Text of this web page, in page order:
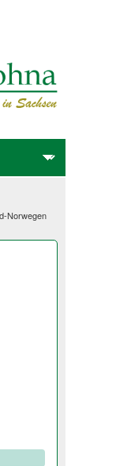
Norwegen